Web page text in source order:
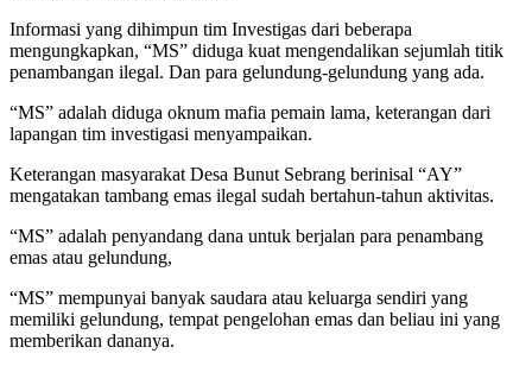
Informasi yang dihimpun tim Investigas dari beberapa
mengungkapkan, “MS” diduga kuat mengendalikan sejumlah titik
penambangan ilegal. Dan para gelundung-gelundung yang ada.
“MS” adalah diduga oknum mafia pemain lama, keterangan dari
lapangan tim investigasi menyampaikan.
Keterangan masyarakat Desa Bunut Sebrang berinisal “AY”
mengatakan tambang emas ilegal sudah bertahun-tahun aktivitas.
“MS” adalah penyandang dana untuk berjalan para penambang
emas atau gelundung,
“MS” mempunyai banyak saudara atau keluarga sendiri yang
memiliki gelundung, tempat pengelohan emas dan beliau ini yang
memberikan dananya.